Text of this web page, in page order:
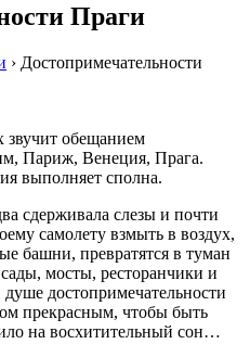
Праги
› Достопримечательности
звучит обещанием
Париж, Венеция, Прага.
выполняет сполна.
сдерживала слезы и почти
самолету взмыть в воздух,
башни, превратятся в туман
мосты, ресторанчики и
достопримечательности
прекрасным, чтобы быть
на восхитительный сон…